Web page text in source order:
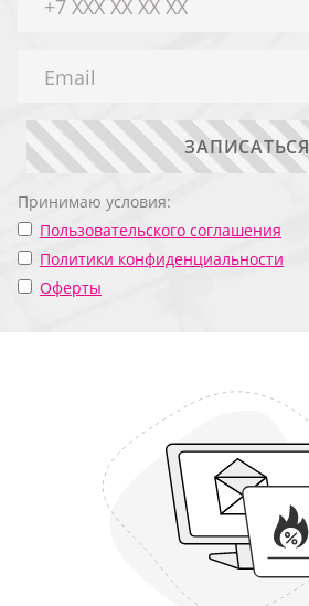
ЗАПИСАТЬСЯ
Принимаю условия:
Пользовательского соглашения
Политики конфиденциальности
Оферты